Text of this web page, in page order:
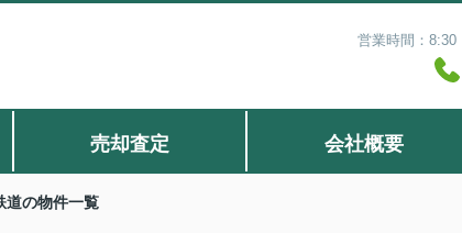
営業時間：
売却査定 会社概要
道の物件一覧